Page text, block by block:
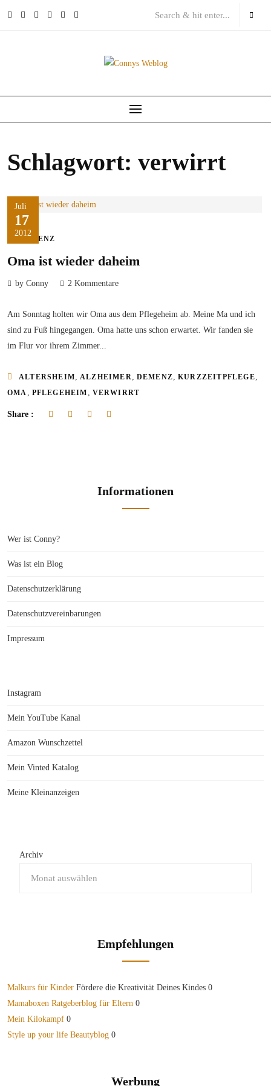
Schlagwort: verwirrt
Juli
17
2012
DEMENZ
Oma ist wieder daheim
by Conny 2 Kommentare
Am Sonntag holten wir Oma aus dem Pflegeheim ab. Meine Ma und ich
sind zu Fuß hingegangen. Oma hatte uns schon erwartet. Wir fanden sie
im Flur vor ihrem Zimmer...
ALTERSHEIM ALZHEIMER DEMENZ ,KURZZEITPFLEGE
OMA PFLEGEHEIM VERWIRRT
Share :
Informationen
Wer ist Conny?
Was ist ein Blog
Datenschutzerklärung
Datenschutzvereinbarungen
Impressum
Instagram
Mein YouTube Kanal
Amazon Wunschzettel
Mein Vinted Katalog
Meine Kleinanzeigen
Archiv
Empfehlungen
Malkurs für Kinder Fördere die Kreativität Deines Kindes 0
Mamaboxen Ratgeberblog für Eltern 0
Mein Kilokampf 0
Style up your life Beautyblog 0
Werbung